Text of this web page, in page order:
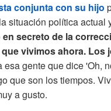
conjunta con su hijo
situación política actual
secreto de la
vivimos ahora. Los
esa gente que dice 'Oh,
que son los tiempos.
a gusto.